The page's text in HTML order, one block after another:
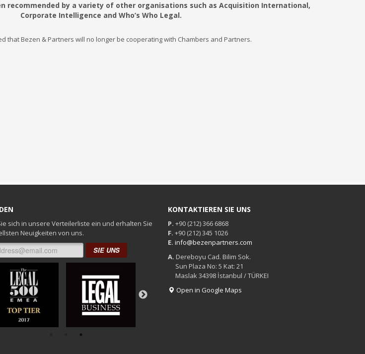
recommended by a variety of other organisations such as Acquisition International,
Corporate Intelligence and Who’s Who Legal.
that Bezen & Partners will no longer be cooperating with Chambers and Partners.
sich in unsere Verteilerliste ein und erhalten Sie
Neuigkeiten von uns.
SIE UNS
KONTAKTIEREN SIE UNS
P. +90 (212) 366 6868
F. +90 (212) 345 1026
E. info@bezenpartners.com
A. Dereboyu Cad. Bilim Sok.
Sun Plaza No: 5 Kat: 21
Maslak 34398 İstanbul / TÜRKEI
Open in Google Maps